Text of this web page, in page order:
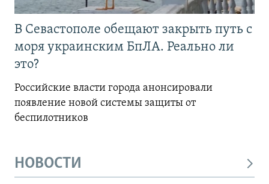
В Севастополе обещают закрыть путь с
моря украинским БпЛА. Реально ли
это?
Российские власти города анонсировали
появление новой системы защиты от
беспилотников
НОВОСТИ